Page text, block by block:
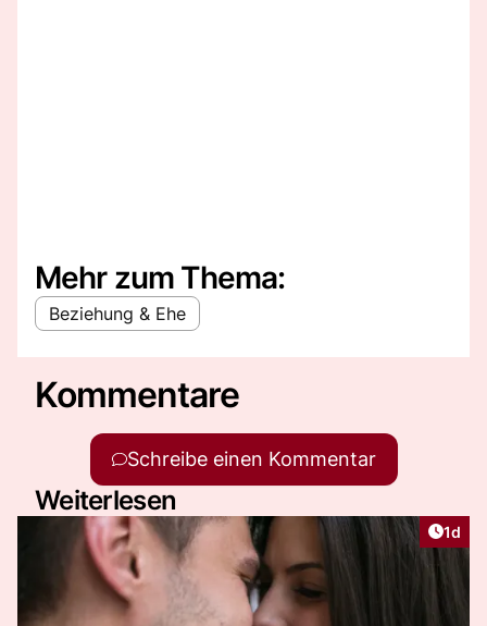
Mehr zum Thema:
Beziehung & Ehe
Kommentare
Schreibe einen Kommentar
Weiterlesen
1d